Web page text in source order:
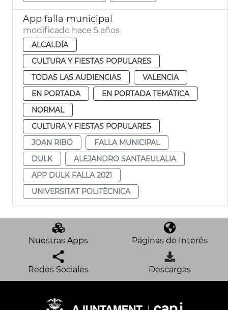
App falla municipal
modificado hace 5 años
ALCALDÍA
CULTURA Y FIESTAS POPULARES
TODAS LAS AUDIENCIAS
VALENCIA
EN PORTADA
EN PORTADA TEMÁTICA
NORMAL
CULTURA Y FIESTAS POPULARES
JOAN RIBÓ
FALLA MUNICIPAL
DULK
ALEJANDRO SANTAEULALIA
APP DULK FALLA 2021
UNIVERSITAT POLITÈCNICA
Nuestras Apps Páginas de Interés
Redes Sociales Descargas